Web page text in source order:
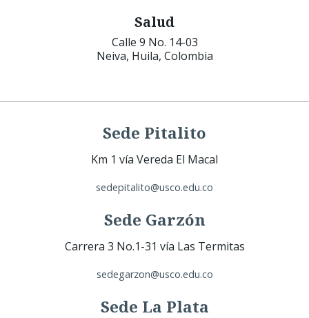
Salud
Calle 9 No. 14-03
Neiva, Huila, Colombia
Sede Pitalito
Km 1 vía Vereda El Macal
sedepitalito@usco.edu.co
Sede Garzón
Carrera 3 No.1-31 vía Las Termitas
sedegarzon@usco.edu.co
Sede La Plata